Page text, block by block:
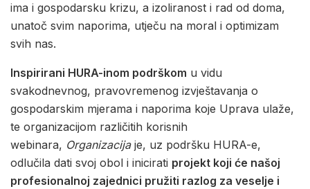
ima i gospodarsku krizu, a izoliranost i rad od doma,
unatoč svim naporima, utječu na moral i optimizam
svih nas.
Inspirirani HURA-inom podrškom u vidu
svakodnevnog, pravovremenog izvještavanja o
gospodarskim mjerama i naporima koje Uprava ulaže,
te organizacijom različitih korisnih
webinara, Organizacijaje, uz podršku HURA-e,
odlučila dati svoj obol i inicirati projekt koji će našoj
profesionalnoj zajednici pružiti razlog za veselje i